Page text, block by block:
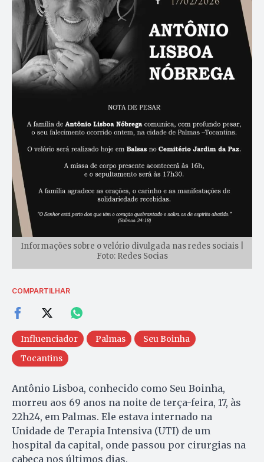
Informações sobre o velório divulgada nas redes sociais |
Foto: Redes Socias
COMPARTILHAR
Influenciador Palmas
Seu Boinha
Tocantins
Antônio Lisboa, conhecido como Seu Boinha,
morreu aos 69 anos na noite de terça-feira, 17, às
22h24, em Palmas. Ele estava internado na
Unidade de Terapia Intensiva (UTI) de um
hospital da capital, onde passou por cirurgias na
cabeça nos últimos dias.